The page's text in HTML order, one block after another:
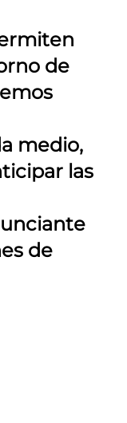
de
medio,
las
de